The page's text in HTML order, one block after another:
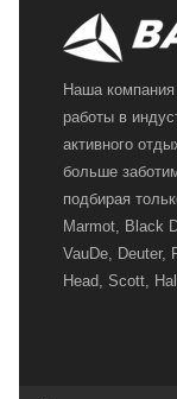
Наша
работы в
активного
больше
подбирая
Marmot, Black
VauDe, Deuter,
Head, Scott,